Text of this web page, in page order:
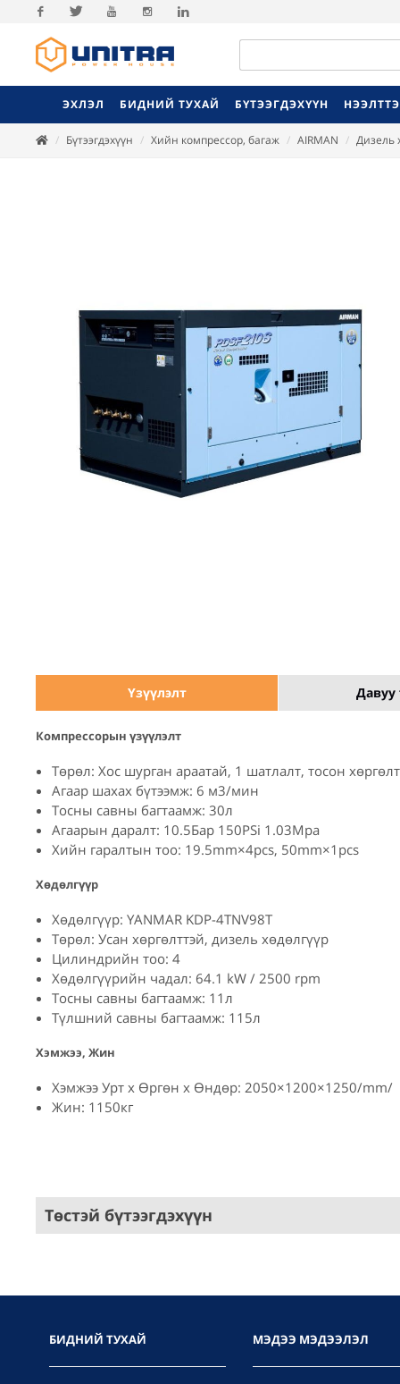
Facebook
ЭХЛЭЛ БИДНИЙ ТУХАЙ БҮТЭЭГДЭХҮҮН
Бүтээгдэхүүн Хийн компрессор, багаж AIRMAN Дизель
Үзүүлэлт Давуу
Компрессорын үзүүлэлт
Төрөл: Хос шурган араатай, 1 шатлалт, тосон
Агаар шахах бүтээмж: 6 м3/мин
Тосны савны багтаамж: 30л
Агаарын даралт: 10.5Бар 150PSi 1.03Mpa
Хийн гаралтын тоо: 19.5mm×4pcs, 50mm×1pcs
Хөдөлгүүр
Хөдөлгүүр: YANMAR KDP-4TNV98T
Төрөл: Усан хөргөлттэй, дизель хөдөлгүүр
Цилиндрийн тоо: 4
Хөдөлгүүрийн чадал: 64.1 kW / 2500 rpm
Тосны савны багтаамж: 11л
Түлшний савны багтаамж: 115л
Хэмжээ, Жин
Хэмжээ Урт x Өргөн x Өндөр: 2050×1200×1250/mm/
Жин: 1150кг
Төстэй бүтээгдэхүүн
БИДНИЙ ТУХАЙ МЭДЭЭ МЭДЭЭЛЭЛ